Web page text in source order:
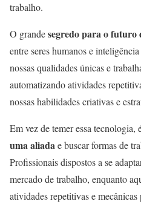
trabalho.
O grandesegredo para o futuro
entre seres humanos e
nossas qualidades únicas e
automatizando atividades
nossas habilidades criativas e
Em vez de temer essa tecnologia,
uma aliadae buscar formas de
Profissionais dispostos a se
mercado de trabalho, enquanto
atividades repetitivas e